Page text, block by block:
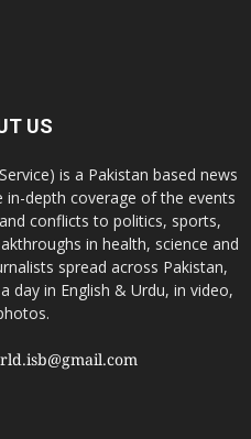
US
is a Pakistan based news
in-depth coverage of the events
conflicts to politics, sports,
in health, science and
spread across Pakistan,
day in English & Urdu, in video,